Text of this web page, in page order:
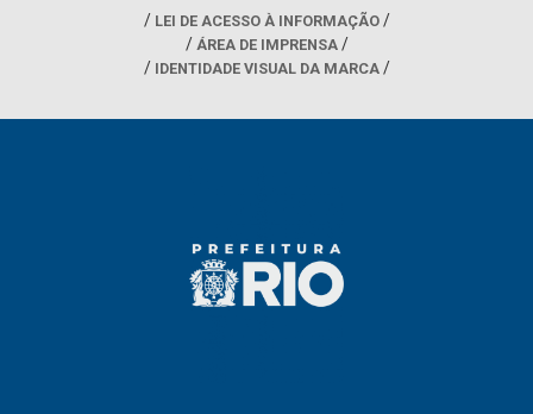
LEI DE ACESSO À INFORMAÇÃO
ÁREA DE IMPRENSA
IDENTIDADE VISUAL DA MARCA